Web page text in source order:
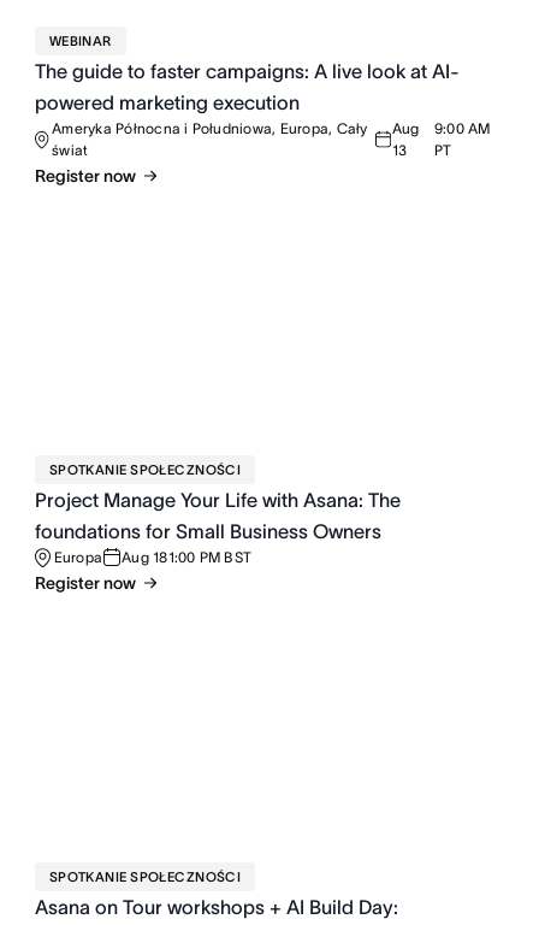
WEBINAR
The guide to faster campaigns: A live look at AI-
powered marketing execution
Ameryka Północna i Południowa, Europa, Cały
świat
Aug
13
9:00 AM
PT
Register now
SPOTKANIE SPOŁECZNOŚCI
Project Manage Your Life with Asana: The
foundations for Small Business Owners
Europa Aug 181:00 PM BST
Register now
SPOTKANIE SPOŁECZNOŚCI
Asana on Tour workshops + AI Build Day: